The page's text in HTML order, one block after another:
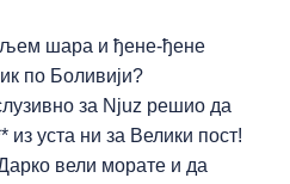
шара и ђене-ђене
по Боливији?
за Njuz решио да
уста ни за Велики пост!
вели морате и да